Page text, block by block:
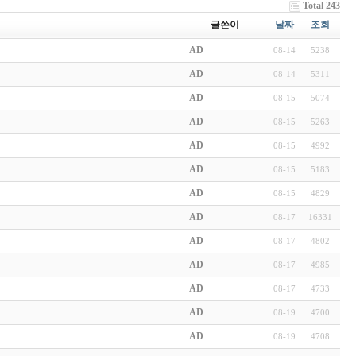
Total 243
글쓴이
날짜 조회
AD 08-14 5238
AD 08-14 5311
AD 08-15 5074
AD 08-15 5263
AD 08-15 4992
AD 08-15 5183
AD 08-15 4829
AD 08-17 16331
AD 08-17 4802
AD 08-17 4985
AD 08-17 4733
AD 08-19 4700
AD 08-19 4708